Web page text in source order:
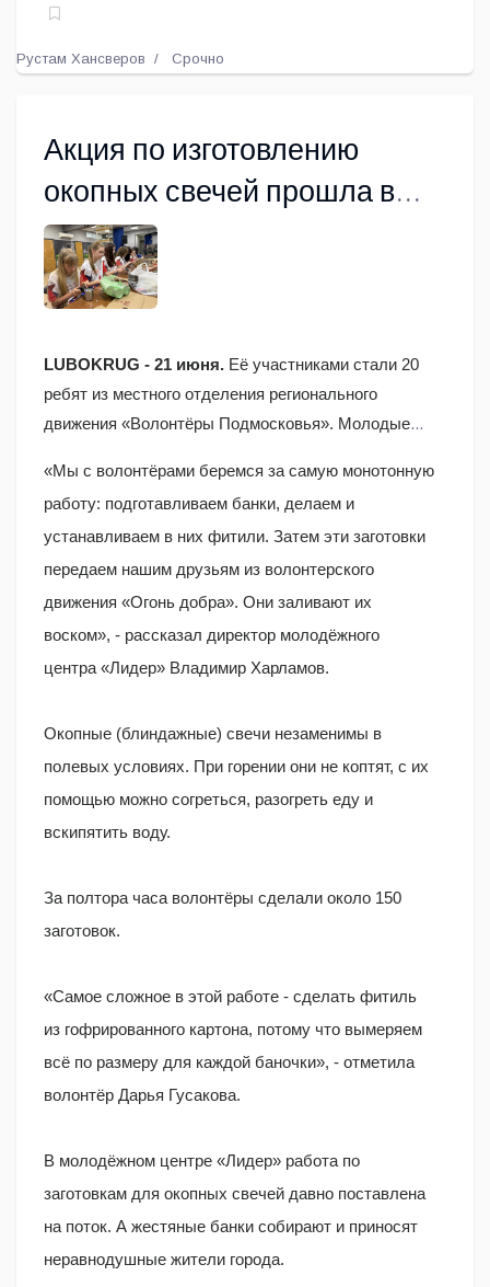
Рустам Хансверов Срочно
Акция по изготовлению
окопных свечей прошла в
Люберцах
LUBOKRUG - 21 июня. Её участниками стали 20
ребят из местного отделения регионального
движения «Волонтёры Подмосковья». Молодые
окопных свечей. Благодаря грамотному
инструктажу, они достаточно быстро овладели
необходимыми навыками.
«Мы с волонтёрами беремся за самую монотонную
работу: подготавливаем банки, делаем и
устанавливаем в них фитили. Затем эти заготовки
передаем нашим друзьям из волонтерского
движения «Огонь добра». Они заливают их
воском», - рассказал директор молодёжного
центра «Лидер» Владимир Харламов.
Окопные (блиндажные) свечи незаменимы в
полевых условиях. При горении они не коптят, с их
помощью можно согреться, разогреть еду и
вскипятить воду.
За полтора часа волонтёры сделали около 150
заготовок.
«Самое сложное в этой работе - сделать фитиль
из гофрированного картона, потому что вымеряем
всё по размеру для каждой баночки», - отметила
волонтёр Дарья Гусакова.
В молодёжном центре «Лидер» работа по
заготовкам для окопных свечей давно поставлена
на поток. А жестяные банки собирают и приносят
неравнодушные жители города.